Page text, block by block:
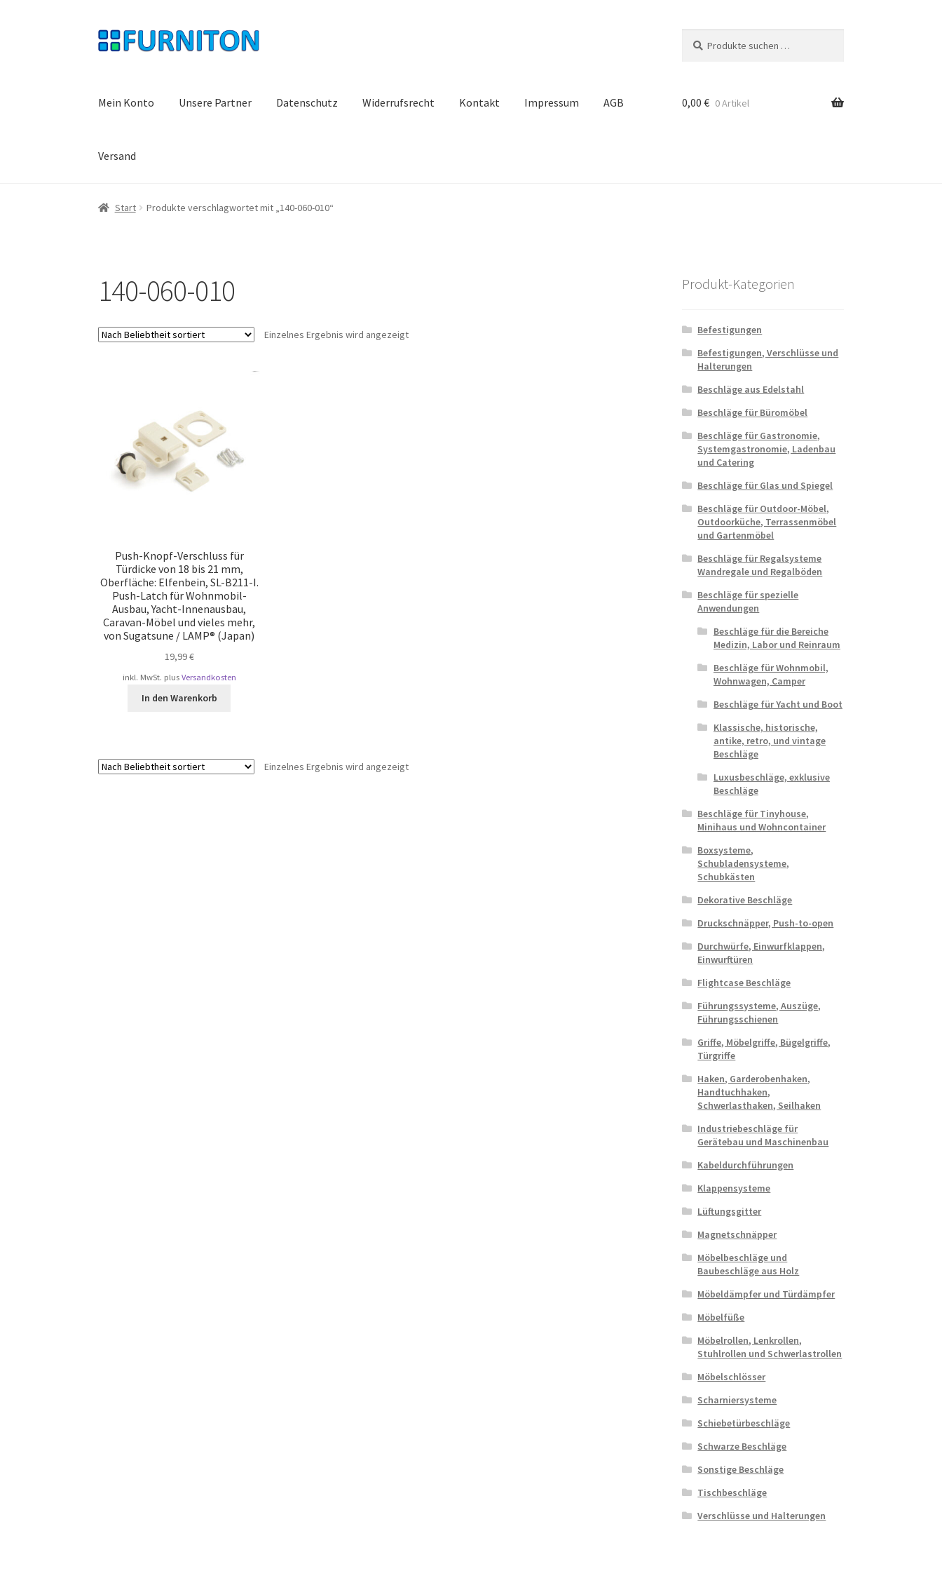
Zur
Navigation
Zum
Inhalt
nach:
Mein Konto Unsere Partner Datenschutz Widerrufsrecht Kontakt Impressum AGB
Versand
0,00 € 0 Artikel
Start Produkte verschlagwortet mit „140-060-010“
140-060-010
Einzelnes Ergebnis wird angezeigt
Push-Knopf-Verschluss für
Türdicke von 18 bis 21 mm,
Oberfläche: Elfenbein, SL-B211-I.
Push-Latch für Wohnmobil-
Ausbau, Yacht-Innenausbau,
Caravan-Möbel und vieles mehr,
von Sugatsune / LAMP® (Japan)
19,99€
inkl. MwSt. plus Versandkosten
In den Warenkorb
Einzelnes Ergebnis wird angezeigt
Produkt-Kategorien
Befestigungen
Befestigungen, Verschlüsse und
Halterungen
Beschläge aus Edelstahl
Beschläge für Büromöbel
Beschläge für Gastronomie,
Systemgastronomie, Ladenbau
und Catering
Beschläge für Glas und Spiegel
Beschläge für Outdoor-Möbel,
Outdoorküche, Terrassenmöbel
und Gartenmöbel
Beschläge für Regalsysteme
Wandregale und Regalböden
Beschläge für spezielle
Anwendungen
Beschläge für die Bereiche
Medizin, Labor und Reinraum
Beschläge für Wohnmobil,
Wohnwagen, Camper
Beschläge für Yacht und Boot
Klassische, historische,
antike, retro, und vintage
Beschläge
Luxusbeschläge, exklusive
Beschläge
Beschläge für Tinyhouse,
Minihaus und Wohncontainer
Boxsysteme,
Schubladensysteme,
Schubkästen
Dekorative Beschläge
Druckschnäpper, Push-to-open
Durchwürfe, Einwurfklappen,
Einwurftüren
Flightcase Beschläge
Führungssysteme, Auszüge,
Führungsschienen
Griffe, Möbelgriffe, Bügelgriffe,
Türgriffe
Haken, Garderobenhaken,
Handtuchhaken,
Schwerlasthaken, Seilhaken
Industriebeschläge für
Gerätebau und Maschinenbau
Kabeldurchführungen
Klappensysteme
Lüftungsgitter
Magnetschnäpper
Möbelbeschläge und
Baubeschläge aus Holz
Möbeldämpfer und Türdämpfer
Möbelfüße
Möbelrollen, Lenkrollen,
Stuhlrollen und Schwerlastrollen
Möbelschlösser
Scharniersysteme
Schiebetürbeschläge
Schwarze Beschläge
Sonstige Beschläge
Tischbeschläge
Verschlüsse und Halterungen